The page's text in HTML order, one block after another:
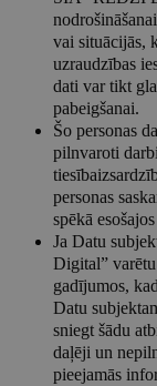
vai situācijās,
uzraudzības
dati var tikt
pabeigšanai.
Šo personas
pilnvaroti
personas
spēkā
Ja Datu
Digital”
gadījumos,
Datu
sniegt šādu
daļēji un
pieejamās